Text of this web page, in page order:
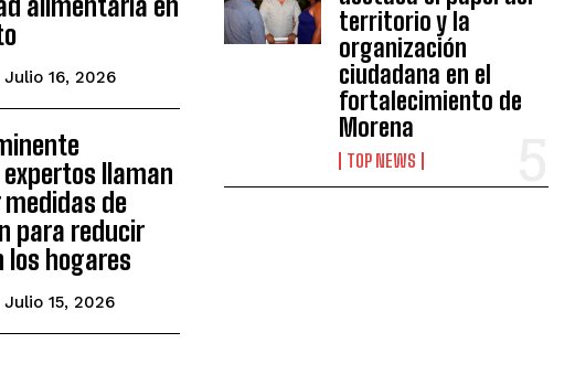
alimentaria en
Julio 16, 2026
llaman
de
para reducir
los hogares
Julio 15, 2026
territorio y la
organización
ciudadana en el
fortalecimiento de
Morena
TOP NEWS